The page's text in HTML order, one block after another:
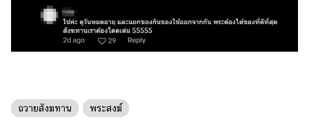
ถวายสังฆทาน พระสงฆ์